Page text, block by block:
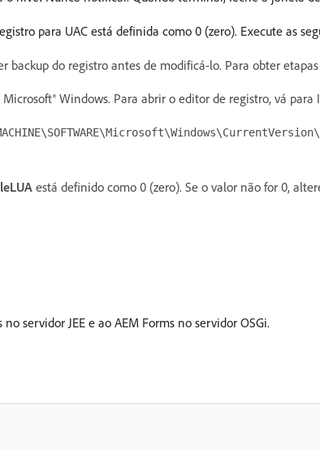
para UAC está definida como 0 (zero). Execute as
backup do registro antes de modificá-lo. Para obter
Windows. Para abrir o editor de registro, vá
está definido como 0 (zero). Se o valor não for 0,
servidor JEE e ao AEM Forms no servidor OSGi.